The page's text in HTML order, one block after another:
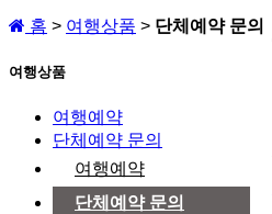
홈 > 여행상품 > 단체예약 문의
여행상품
여행예약
단체예약 문의
여행예약
단체예약 문의